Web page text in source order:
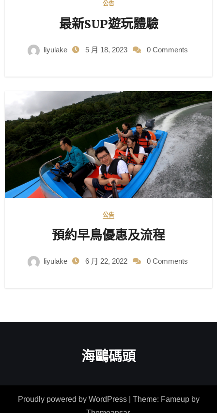
公告
最新SUP遊玩體驗
liyulake 5 月 18, 2023 0 Comments
公告
預約早鳥優惠及流程
liyulake 6 月 22, 2022 0 Comments
海鷗碼頭
Proudly powered by WordPress
Theme: Fameup by